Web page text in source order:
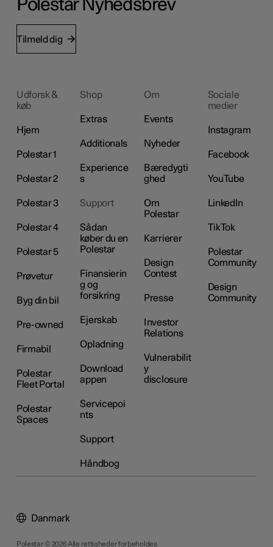
Polestar Nyhedsbrev
Tilmeld dig
Udforsk &
køb
Hjem
Polestar 1
Polestar 2
Polestar 3
Polestar 4
Polestar 5
Prøvetur
Byg din bil
Pre-owned
Firmabil
Polestar
Fleet Portal
Polestar
Spaces
Shop
Extras
Additionals
Experience
s
Support
Sådan
køber du en
Polestar
Finansierin
g og
forsikring
Ejerskab
Opladning
Download
appen
Servicepoi
nts
Support
Håndbog
Om
Events
Nyheder
Bæredygti
ghed
Om
Polestar
Karrierer
Design
Contest
Presse
Investor
Relations
Vulnerabilit
y
disclosure
Sociale
medier
Instagram
Facebook
YouTube
LinkedIn
TikTok
Polestar
Community
Design
Community
Polestar © 2026 Alle rettigheder forbeholdes
Danmark